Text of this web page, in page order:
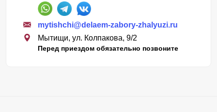
mytishchi@delaem-zabory-zhalyuzi.ru
Мытищи, ул. Колпакова, 9/2
Перед приездом обязательно позвоните